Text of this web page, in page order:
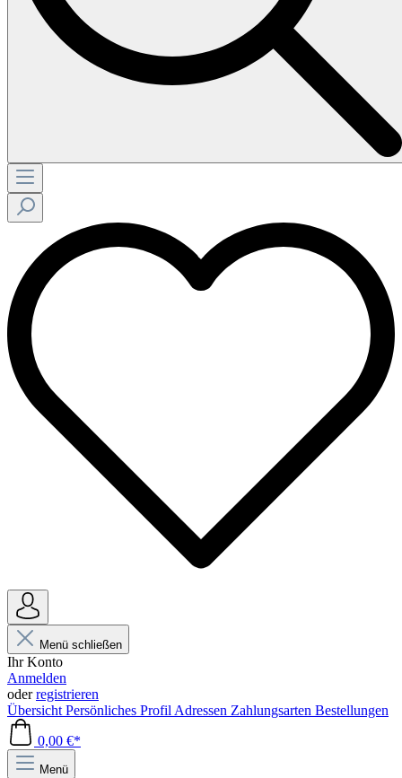
Menü schließen
Ihr Konto
Anmelden
oderregistrieren
Übersicht Persönliches Profil Adressen Zahlungsarten Bestellungen
0,00 €*
Menü